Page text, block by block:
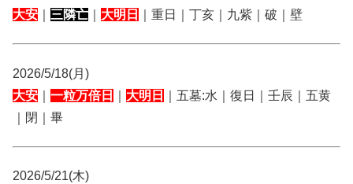
大安
三隣亡 大明日 ｜重日｜丁亥｜九紫｜破｜壁
2026/5/18(月)
大安
一粒万倍日 大明日
｜五墓:水｜復日｜壬辰｜五黄
｜閉｜畢
2026/5/21(木)